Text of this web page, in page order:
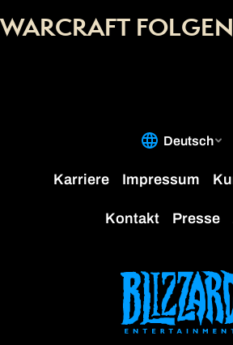
WARCRAFT FOLGEN